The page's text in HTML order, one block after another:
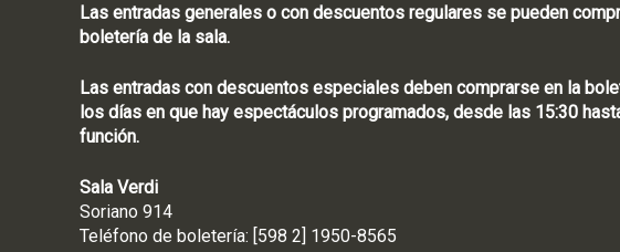
Las entradas generales o con descuentos regulares se pueden
boletería de la sala.
Las entradas con descuentos especiales deben comprarse en la
los días en que hay espectáculos programados, desde las 15:30
función.
Sala Verdi
Soriano 914
Teléfono de boletería: [598